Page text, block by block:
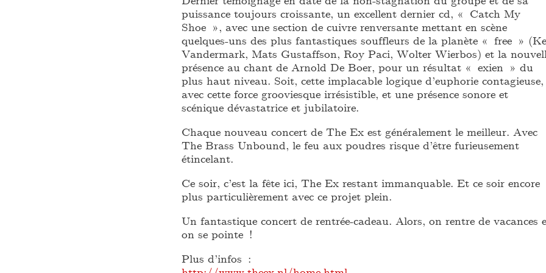
puissance toujours croissante, un excellent dernier cd, « Catch My
Shoe », avec une section de cuivre renversante mettant en scène
quelques-uns des plus fantastiques souffleurs de la planète « free »
Vandermark, Mats Gustaffson, Roy Paci, Wolter Wierbos) et la
présence au chant de Arnold De Boer, pour un résultat « exien » du
plus haut niveau. Soit, cette implacable logique d’euphorie contagieuse,
avec cette force grooviesque irrésistible, et une présence sonore et
scénique dévastatrice et jubilatoire.
Chaque nouveau concert de The Ex est généralement le meilleur. Avec
The Brass Unbound, le feu aux poudres risque d’être furieusement
étincelant.
Ce soir, c’est la fête ici, The Ex restant immanquable. Et ce soir encore
plus particulièrement avec ce projet plein.
Un fantastique concert de rentrée-cadeau. Alors, on rentre de vacances
on se pointe !
Plus d’infos :